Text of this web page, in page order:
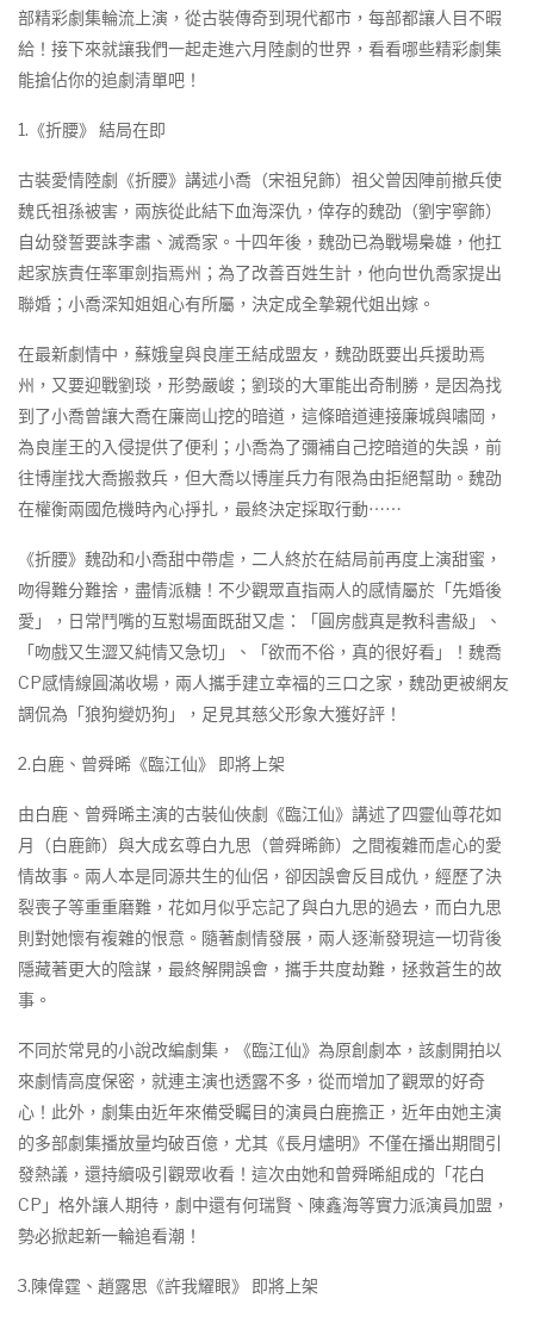
部精彩劇集輪流上演，從古裝傳奇到現代都市，每部都讓人目不暇
給！接下來就讓我們一起走進六月陸劇的世界，看看哪些精彩劇集
能搶佔你的追劇清單吧！
1.《折腰》 結局在即
古裝愛情陸劇《折腰》講述小喬（宋祖兒飾）祖父曾因陣前撤兵使
魏氏祖孫被害，兩族從此結下血海深仇，倖存的魏劭（劉宇寧飾）
自幼發誓要誅李肅、滅喬家。十四年後，魏劭已為戰場梟雄，他扛
起家族責任率軍劍指焉州；為了改善百姓生計，他向世仇喬家提出
聯婚；小喬深知姐姐心有所屬，決定成全摯親代姐出嫁。
在最新劇情中，蘇娥皇與良崖王結成盟友，魏劭既要出兵援助焉
州，又要迎戰劉琰，形勢嚴峻；劉琰的大軍能出奇制勝，是因為找
到了小喬曾讓大喬在廉崗山挖的暗道，這條暗道連接廉城與嘯岡，
為良崖王的入侵提供了便利；小喬為了彌補自己挖暗道的失誤，前
往博崖找大喬搬救兵，但大喬以博崖兵力有限為由拒絕幫助。魏劭
在權衡兩國危機時內心掙扎，最終決定採取行動⋯⋯
《折腰》魏劭和小喬甜中帶虐，二人終於在結局前再度上演甜蜜，
吻得難分難捨，盡情派糖！不少觀眾直指兩人的感情屬於「先婚後
愛」，日常鬥嘴的互懟場面既甜又虐：「圓房戲真是教科書級」、
「吻戲又生澀又純情又急切」、「欲而不俗，真的很好看」！魏喬
CP感情線圓滿收場，兩人攜手建立幸福的三口之家，魏劭更被網友
調侃為「狼狗變奶狗」，足見其慈父形象大獲好評！
2.白鹿、曾舜晞《臨江仙》 即將上架
由白鹿、曾舜晞主演的古裝仙俠劇《臨江仙》講述了四靈仙尊花如
月（白鹿飾）與大成玄尊白九思（曾舜晞飾）之間複雜而虐心的愛
情故事。兩人本是同源共生的仙侶，卻因誤會反目成仇，經歷了決
裂喪子等重重磨難，花如月似乎忘記了與白九思的過去，而白九思
則對她懷有複雜的恨意。隨著劇情發展，兩人逐漸發現這一切背後
隱藏著更大的陰謀，最終解開誤會，攜手共度劫難，拯救蒼生的故
事。
不同於常見的小說改編劇集，《臨江仙》為原創劇本，該劇開拍以
來劇情高度保密，就連主演也透露不多，從而增加了觀眾的好奇
心！此外，劇集由近年來備受矚目的演員白鹿擔正，近年由她主演
的多部劇集播放量均破百億，尤其《長月燼明》不僅在播出期間引
發熱議，還持續吸引觀眾收看！這次由她和曾舜晞組成的「花白
CP」格外讓人期待，劇中還有何瑞賢、陳鑫海等實力派演員加盟，
勢必掀起新一輪追看潮！
3.陳偉霆、趙露思《許我耀眼》 即將上架